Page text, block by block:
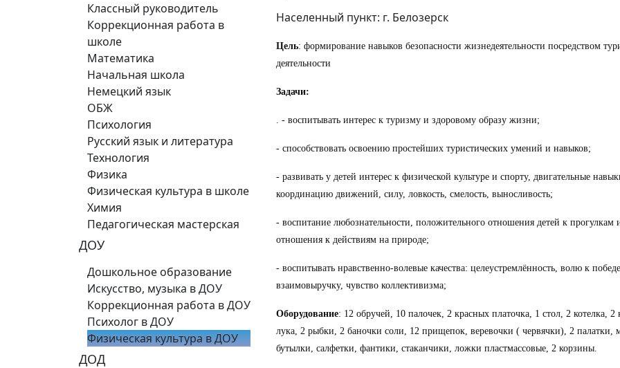
Классный руководитель
Коррекционная работа в
школе
Математика
Начальная школа
Немецкий язык
ОБЖ
Психология
Русский язык и литература
Технология
Физика
Физическая культура в школе
Химия
Педагогическая мастерская
ДОУ
Дошкольное образование
Искусство, музыка в ДОУ
Коррекционная работа в ДОУ
Психолог в ДОУ
Физическая культура в ДОУ
ДОД
Населенный пункт: г. Белозерск
Цель: формирование навыков безопасности жизнедеятельности посредством
деятельности
Задачи:
. - воспитывать интерес к туризму и здоровому образу жизни;
- способствовать освоению простейших туристических умений и навыков;
- развивать у детей интерес к физической культуре и спорту, двигательные
координацию движений, силу, ловкость, смелость, выносливость;
- воспитание любознательности, положительного отношения детей к прогулкам
отношения к действиям на природе;
- воспитывать нравственно-волевые качества: целеустремлённость, волю к
взаимовыручку, чувство коллективизма;
Оборудование: 12 обручей, 10 палочек, 2 красных платочка, 1 стол, 2 котелка,
лука, 2 рыбки, 2 баночки соли, 12 прищепок, веревочки ( червячки), 2 палатки,
бутылки, салфетки, фантики, стаканчики, ложки пластмассовые, 2 корзины.